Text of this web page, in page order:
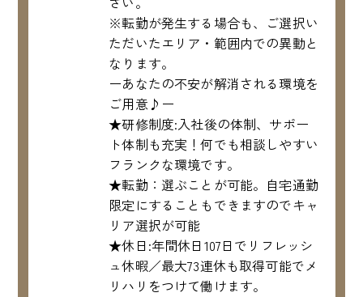
※転勤が発生する場合も、ご選択い
ただいたエリア・範囲内での異動と
なります。
ーあなたの不安が解消される環境を
ご用意♪ー
★研修制度:入社後の体制、サポー
ト体制も充実！何でも相談しやすい
フランクな環境です。
★転勤：選ぶことが可能。自宅通勤
限定にすることもできますのでキャ
リア選択が可能
★休日:年間休日107日でリフレッシ
ュ休暇／最大73連休も取得可能でメ
リハリをつけて働けます。